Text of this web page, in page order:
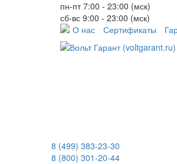
пн-пт 7:00 - 23:00 (мск)
сб-вс 9:00 - 23:00 (мск)
О нас
Сертификаты
8 (499) 383-23-30
8 (800) 301-20-44